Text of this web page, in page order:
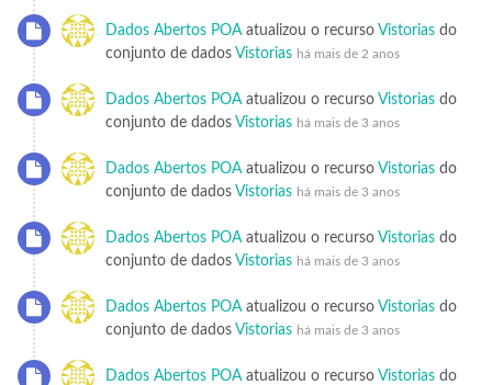
Dados Abertos POAatualizou o recurso Vistorias do
conjunto de dados Vistorias há mais de 2 anos
Dados Abertos POAatualizou o recurso Vistorias do
conjunto de dados Vistorias há mais de 3 anos
Dados Abertos POAatualizou o recurso Vistorias do
conjunto de dados Vistorias há mais de 3 anos
Dados Abertos POAatualizou o recurso Vistorias do
conjunto de dados Vistorias há mais de 3 anos
Dados Abertos POAatualizou o recurso Vistorias do
conjunto de dados Vistorias há mais de 3 anos
Dados Abertos POAatualizou o recurso Vistorias do